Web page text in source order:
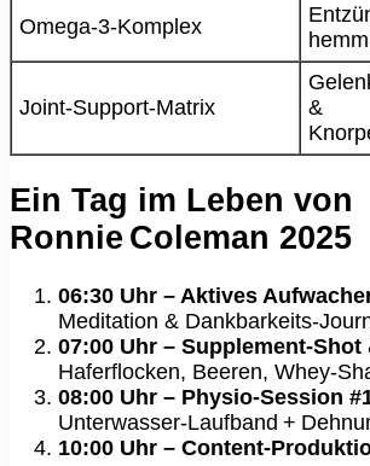
Omega‑3‑Komplex
Joint‑Support‑Matrix
&
Ein Tag im Leben von
Ronnie Coleman 2025
06:30 Uhr – Aktives
Meditation &
07:00 Uhr –
Haferflocken, Beeren,
08:00 Uhr – Physio‑Session
Unterwasser‑Laufband +
10:00 Uhr –